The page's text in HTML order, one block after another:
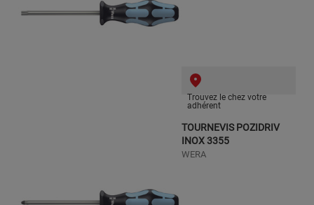
Trouvez le chez votre
adhérent
TOURNEVIS POZIDRIV
INOX 3355
WERA